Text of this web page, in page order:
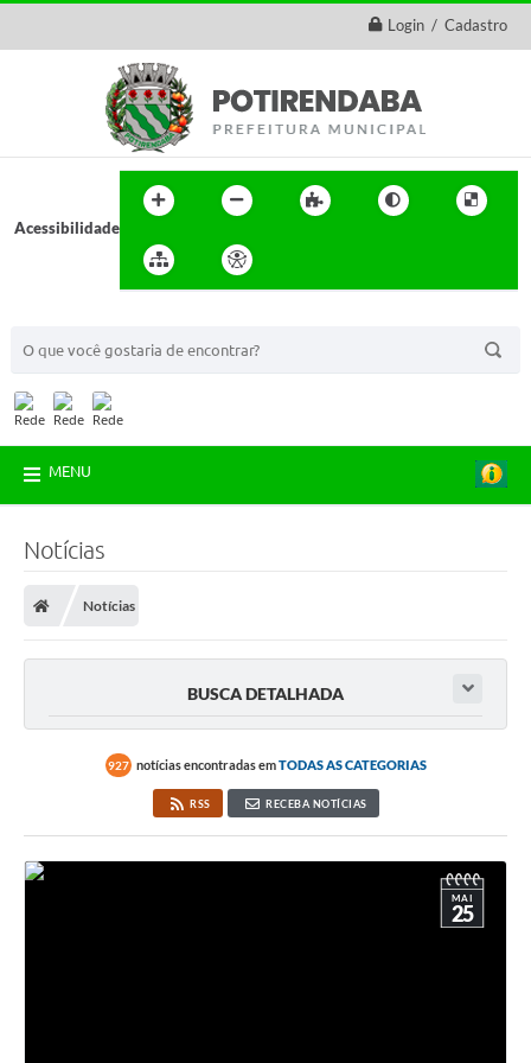
Login / Cadastro
Acessibilidade
MENU
Notícias
Notícias
BUSCA DETALHADA
927 notícias encontradas emTODAS AS CATEGORIAS
RSS RECEBA NOTÍCIAS
MAI
25